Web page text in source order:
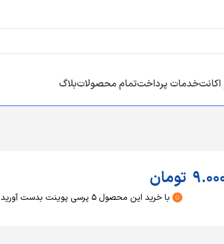
خدمات پرداختتمام محصولاتبلاگ
تومان
با خرید این محصول5 پرسی پوینت بدست آورید